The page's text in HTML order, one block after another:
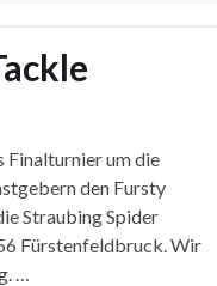
Finalturnier um die
den Fursty
Straubing Spider
Fürstenfeldbruck. Wir
…